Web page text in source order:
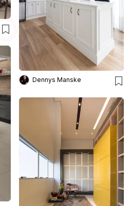
Dennys Manske